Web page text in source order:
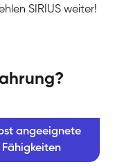
SIRIUS weiter!
angeeignete
Fähigkeiten